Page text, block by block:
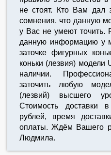
не стоят. Кто Вам дал
сомнения, что данную
у Вас не умеют точить.
данную информацию у
заточке фигурных
коньки (лезвия) модели
наличии.
заточить любую
(лезвий) высшего
Стоимость доставки
рублей, время
оплаты. Ждём Вашего
Людмила.